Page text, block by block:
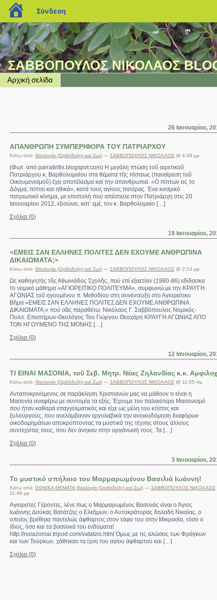
blogs.sch.gr
Σύνδεση
ΣΑΒΒΟΠΟΥΛΟΣ ΝΙΚΟΛΑΟΣ
Αρχική σελίδα
26 Ιανουαρίου,
ΑΠΑΝΘΡΩΠΗ ΣΥΜΠΕΡΙΦΟΡΑ ΤΟΥ ΠΑΤΡΙΑΡΧΟΥ
Κάτω από: Θεολογία (Ορθόδοξη) καί Ζωή — ΣΑΒΒΟΠΟΥΛΟΣ ΝΙΚΟΛΑΟΣ @ 4:39 μμ
(Φωτ. από parratiritis.blogspot.com) Η μεγάλη πτώση τοῦ αιρετικοῦ
Πατριάρχου κ. Βαρθολομαίου στα θέματα τῆς πίστεως (παναίρεση τοῦ
Οικουμενισμοῦ) έχει αποτέλεσμα καί την απανθρωπιά. «Ο πίπτων εις το
Δόγμα, πίπτει και ηθικά», κατά τους αγίους πατέρας. Ένα κοσμικό
πατριωτικό κίνημα, με επιστολή πού απέστειλε στον Πατριάρχη στις 20
Ιανουαρίου 2012, εξισώνει, κατ’ εμέ, τον κ. Βαρθολομαίο […]
Σχόλια (0)
19 Ιανουαρίου,
«ΕΜΕΙΣ ΣΑΝ ΕΛΛΗΝΕΣ ΠΟΛΙΤΕΣ ΔΕΝ ΕΧΟΥΜΕ ΑΝΘΡΩΠΙΝΑ
ΔΙΚΑΙΩΜΑΤΑ;»
Κάτω από: Θεολογία (Ορθόδοξη) καί Ζωή — ΣΑΒΒΟΠΟΥΛΟΣ ΝΙΚΟΛΑΟΣ @ 2:14 μμ
Ως καθηγητής τῆς Αθωνιάδος Σχολῆς, πού επί εξαετίαν (1980-86) εδίδασκα
το νομικό μάθημα «ΑΓΙΟΡΕΙΤΙΚΟ ΠΟΛΙΤΕΥΜΑ», συμφωνώ με την ΚΡΑΥΓΗ
ΑΓΩΝΙΑΣ τοῦ ηγουμένου π. Μεθοδίου στη συνέντευξη στο Αγιορείτικο
Βῆμα «ΕΜΕΙΣ ΣΑΝ ΕΛΛΗΝΕΣ ΠΟΛΙΤΕΣ ΔΕΝ ΕΧΟΥΜΕ ΑΝΘΡΩΠΙΝΑ
ΔΙΚΑΙΩΜΑΤΑ;» πού σᾶς παραθέτω. Νικόλαος Γ. Σαββόπουλος Νομικός-
Πολιτ. Επιστήμων-Θεολόγος Του Γιώργου Θεοχάρη KΡΑΥΓΗ ΑΓΩΝΙΑΣ ΑΠΟ
ΤΟΝ ΗΓΟΥΜΕΝΟ ΤΗΣ ΜΟΝΗΣ […]
Σχόλια (0)
12 Ιανουαρίου,
ΤΙ ΕΙΝΑΙ ΜΑΣΟΝΙΑ, τοῦ Σεβ. Μητρ. Νέας Ζηλανδίας κ.κ.
Κάτω από: Θεολογία (Ορθόδοξη) καί Ζωή — ΣΑΒΒΟΠΟΥΛΟΣ ΝΙΚΟΛΑΟΣ @ 11:55 πμ
Ανταποκρινόμενος σε παράκληση Χριστιανών μας να μάθουν τι είναι η
Μασονία αναφέρω με συντομία τα εξής: Έχουμε τον παλαιότερο Μασονισμό
που ήταν καθαρά επαγγελματικός και είχε ως μέλη του κτίστες και
ξυλουργούς, που ανελάμβαναν εργολαβικά την ανοικοδόμηση διαφόρων
οικοδομημάτων αποκρύπτοντας τα μυστικά της τέχνης στους άλλους
συντεχνίτες τους, που δεν άνηκαν στην οργάνωσή τους. Τα […]
Σχόλια (0)
3 Ιανουαρίου,
Το μυστικό σπήλαιο του Μαρμαρωμένου Βασιλιά Ιωάννη!
Κάτω από: ΕΘΝΙΚΑ ΘΕΜΑΤΑ Θεολογία (Ορθόδοξη) καί Ζωή — ΣΑΒΒΟΠΟΥΛΟΣ ΝΙΚΟΛΑΟΣ
11:48 μμ
Αγιορείτες Γέροντες, λένε πως ο Μαρμαρωμένος Βασιλιάς είναι ο Άγιος
Ιωάννης Δούκας Βατάτζης ο Ελεήμων, ο Αυτοκράτορας δηλαδή Νικαίας, ο
οποίος βρέθηκε παντελώς άφθαρτος στον τάφο του στην Μικρασία, τόσο ο
ίδιος, όσο και τα βασιλικά του ενδύματα!
http://noiazomai.tripod.com/vatatzis.html Όμως με τις αλώσεις των Φράγκων
και των Τούρκων, χάθηκαν τα ίχνη του αγίου άφθαρτου και […]
Σχόλια (0)